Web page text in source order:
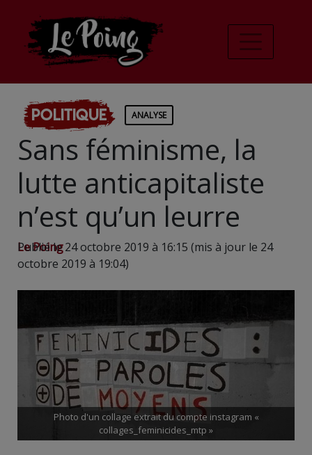
Politique ANALYSE
Sans féminisme, la
lutte anticapitaliste
n’est qu’un leurre
Le Poing
Publié le 24 octobre 2019 à 16:15 (mis à jour le 24
octobre 2019 à 19:04)
Photo d'un collage extrait du compte instagram «
collages_feminicides_mtp »